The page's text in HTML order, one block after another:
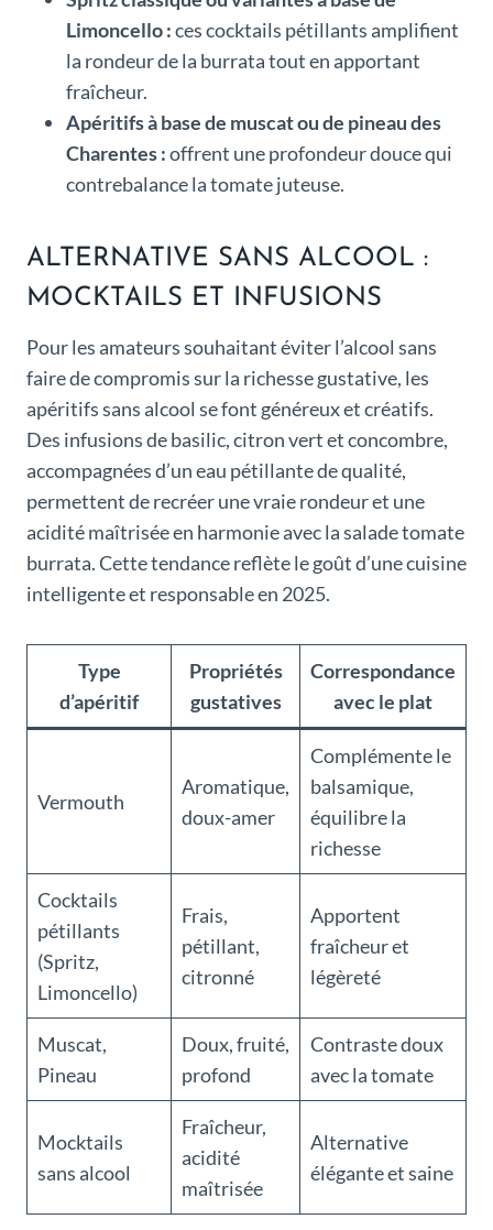
Limoncello :ces cocktails pétillants amplifient
la rondeur de la burrata tout en apportant
fraîcheur.
Apéritifs à base de muscat ou de pineau des
Charentes :offrent une profondeur douce qui
contrebalance la tomate juteuse.
ALTERNATIVE SANS ALCOOL :
MOCKTAILS ET INFUSIONS
Pour les amateurs souhaitant éviter l’alcool sans
faire de compromis sur la richesse gustative, les
apéritifs sans alcool se font généreux et créatifs.
Des infusions de basilic, citron vert et concombre,
accompagnées d’un eau pétillante de qualité,
permettent de recréer une vraie rondeur et une
acidité maîtrisée en harmonie avec la salade tomate
burrata. Cette tendance reflète le goût d’une cuisine
intelligente et responsable en 2025.
Type
d’apéritif
Propriétés
gustatives
Correspondance
avec le plat
Vermouth
Aromatique,
doux-amer
Complémente le
balsamique,
équilibre la
richesse
Cocktails
pétillants
(Spritz,
Limoncello)
Frais,
pétillant,
citronné
Apportent
fraîcheur et
légèreté
Muscat,
Pineau
Doux, fruité,
profond
Contraste doux
avec la tomate
Mocktails
sans alcool
Fraîcheur,
acidité
maîtrisée
Alternative
élégante et saine